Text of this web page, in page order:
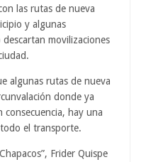
las rutas de nueva
y algunas
movilizaciones
algunas rutas de nueva
donde ya
consecuencia, hay una
el transporte.
Frider Quispe